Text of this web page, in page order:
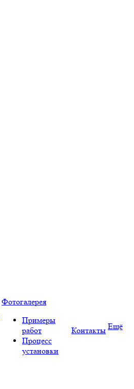
Фотогалерея
Примеры
работ
Процесс
установки
Контакты Ещё